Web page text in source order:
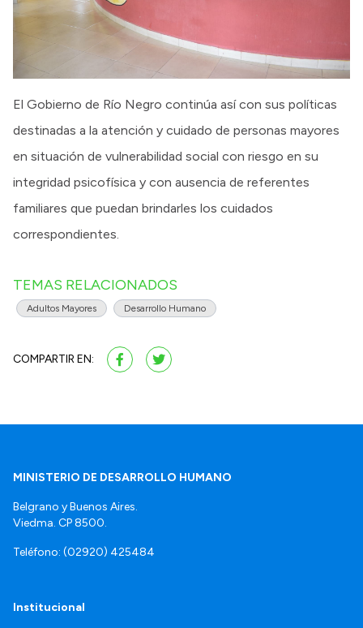
El Gobierno de Río Negro continúa así con sus políticas
destinadas a la atención y cuidado de personas mayores
en situación de vulnerabilidad social con riesgo en su
integridad psicofísica y con ausencia de referentes
familiares que puedan brindarles los cuidados
correspondientes.
TEMAS RELACIONADOS
Adultos Mayores Desarrollo Humano
COMPARTIR EN:
MINISTERIO DE DESARROLLO HUMANO
Belgrano y Buenos Aires.
Viedma. CP 8500.
Teléfono: (02920) 425484
Institucional